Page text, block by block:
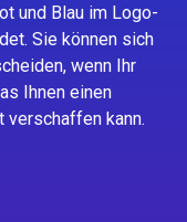
und Blau im Logo-
Sie können sich
wenn Ihr
Ihnen einen
kann.